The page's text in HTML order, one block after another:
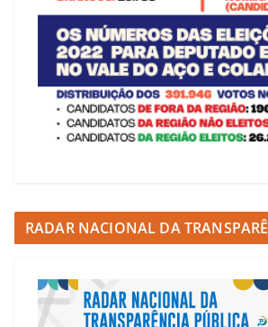
RADAR NACIONAL DA